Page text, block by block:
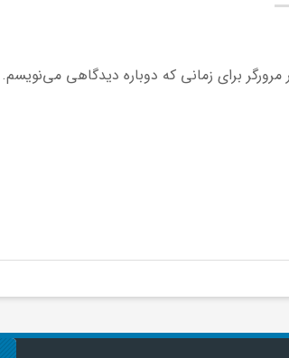
برای زمانی که دوباره دیدگاهی می‌نویسم.